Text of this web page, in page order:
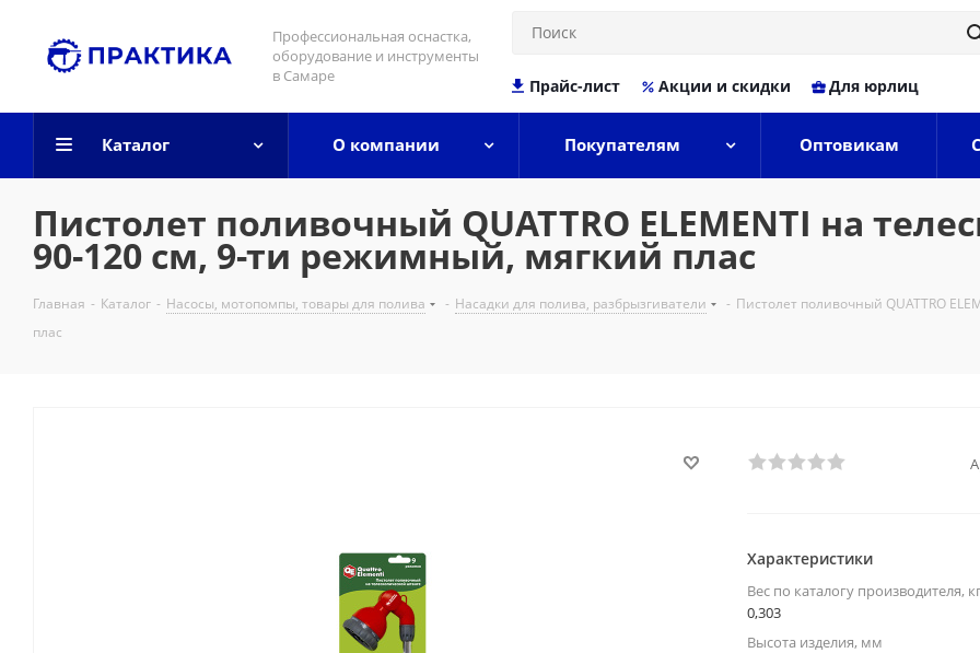
Профессиональная оснастка,
оборудование и инструменты
в Самаре
Прайс-лист Акции и скидки Для юрлиц
Каталог О компании Покупателям Оптовикам
Пистолет поливочный QUATTRO ELEMENTI на
90-120 см, 9-ти режимный, мягкий плас
Главная - Каталог - Насосы, мотопомпы, товары для полива - Насадки для полива, разбрызгиватели - Пистолет поливочный QUATTRO
плас
Характеристики
Вес по каталогу производителя,
0,303
Высота изделия, мм